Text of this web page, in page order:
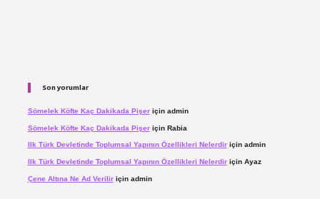
Son yorumlar
Sömelek Köfte Kaç Dakikada Pişeriçin admin
Sömelek Köfte Kaç Dakikada Pişeriçin Rabia
Ilk Türk Devletinde Toplumsal Yapının Özellikleri Nelerdiriçin admin
Ilk Türk Devletinde Toplumsal Yapının Özellikleri Nelerdiriçin Ayaz
Çene Altına Ne Ad Veriliriçin admin